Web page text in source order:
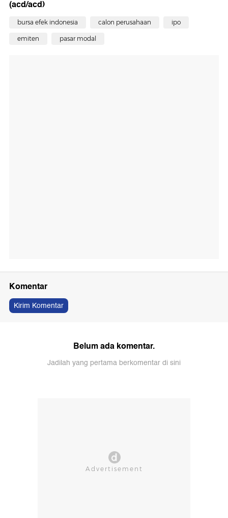
(acd/acd)
bursa efek indonesia calon perusahaan ipo
emiten pasar modal
Komentar
Kirim Komentar
Belum ada komentar.
Jadilah yang pertama berkomentar di sini